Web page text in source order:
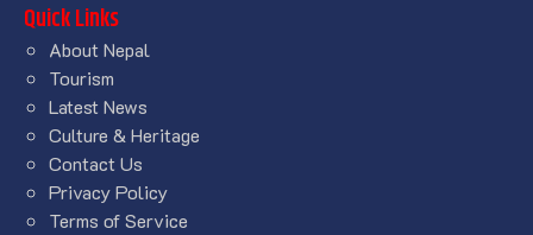
Quick Links
About Nepal
Tourism
Latest News
Culture & Heritage
Contact Us
Privacy Policy
Terms of Service